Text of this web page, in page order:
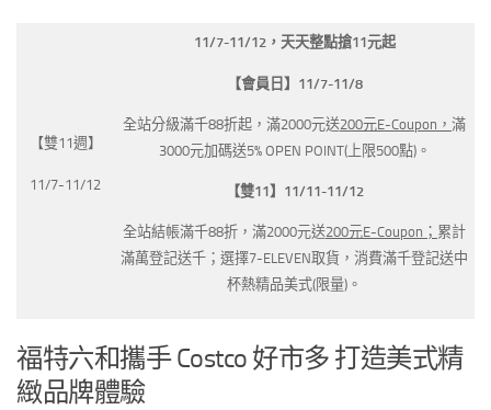
【雙11週】
11/7-11/12
11/7-11/12，天天整點搶11元起
【會員日】11/7-11/8
全站分級滿千88折起，滿2000元送200元E-Coupon， 滿
3000元加碼送5% OPEN POINT(上限500點)。
【雙11】11/11-11/12
全站結帳滿千88折，滿2000元送200元E-Coupon； 累計
滿萬登記送千；選擇7-ELEVEN取貨，消費滿千登記送中
杯熱精品美式(限量)。
福特六和攜手 Costco 好市多 打造美式精
緻品牌體驗